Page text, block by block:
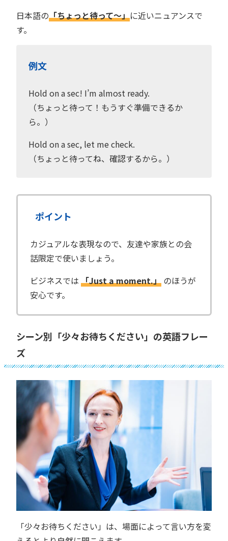
日本語の「ちょっと待って〜」に近いニュアンスで
す。
例文
Hold on a sec! I’m almost ready.
（ちょっと待って！もうすぐ準備できるか
ら。）
Hold on a sec, let me check.
（ちょっと待ってね、確認するから。）
ポイント
カジュアルな表現なので、友達や家族との会
話限定で使いましょう。
ビジネスでは 「Just a moment.」 のほうが
安心です。
シーン別「少々お待ちください」の英語フレー
ズ
「少々お待ちください」は、場面によって言い方を変